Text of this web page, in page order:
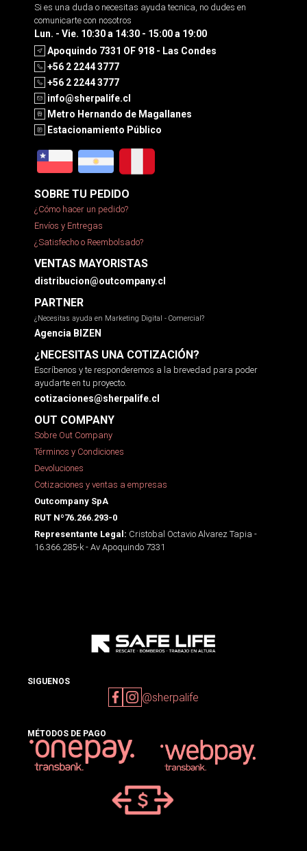
Si es una duda o necesitas ayuda tecnica, no dudes en
comunicarte con nosotros
Lun. - Vie. 10:30 a 14:30 - 15:00 a 19:00
Apoquindo 7331 OF 918 - Las Condes
+56 2 2244 3777
+56 2 2244 3777
info@sherpalife.cl
Metro Hernando de Magallanes
Estacionamiento Público
SOBRE TU PEDIDO
¿Cómo hacer un pedido?
Envíos y Entregas
¿Satisfecho o Reembolsado?
VENTAS MAYORISTAS
distribucion@outcompany.cl
PARTNER
¿Necesitas ayuda en Marketing Digital - Comercial?
Agencia BIZEN
¿NECESITAS UNA COTIZACIÓN?
Escríbenos y te responderemos a la brevedad para poder
ayudarte en tu proyecto.
cotizaciones@sherpalife.cl
OUT COMPANY
Sobre Out Company
Términos y Condiciones
Devoluciones
Cotizaciones y ventas a empresas
Outcompany SpA
RUT Nº76.266.293-0
Representante Legal: Cristobal Octavio Alvarez Tapia -
16.366.285-k - Av Apoquindo 7331
SIGUENOS
@sherpalife
MÉTODOS DE PAGO